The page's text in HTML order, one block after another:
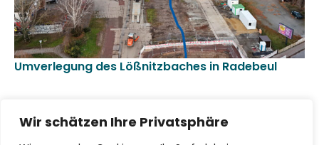
Wir schätzen Ihre Privatsphäre
Umverlegung des Lößnitzbaches in Radebeul